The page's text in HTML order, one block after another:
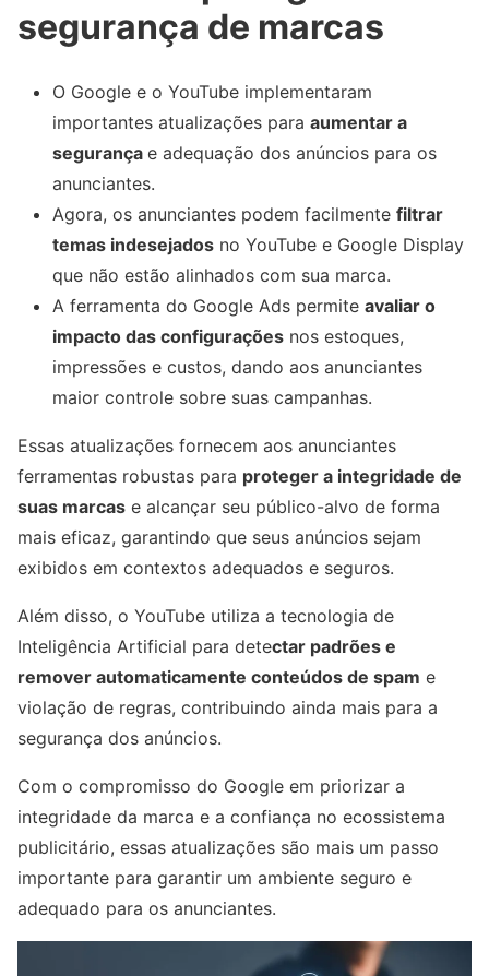
segurança de marcas
O Google e o YouTube implementaram
importantes atualizações para aumentar a
segurança e adequação dos anúncios para os
anunciantes.
Agora, os anunciantes podem facilmente filtrar
temas indesejados no YouTube e Google Display
que não estão alinhados com sua marca.
A ferramenta do Google Ads permite avaliar o
impacto das configurações nos estoques,
impressões e custos, dando aos anunciantes
maior controle sobre suas campanhas.
Essas atualizações fornecem aos anunciantes
ferramentas robustas para proteger a integridade de
suas marcas e alcançar seu público-alvo de forma
mais eficaz, garantindo que seus anúncios sejam
exibidos em contextos adequados e seguros.
Além disso, o YouTube utiliza a tecnologia de
Inteligência Artificial para detectar padrões e
remover automaticamente conteúdos de spam e
violação de regras, contribuindo ainda mais para a
segurança dos anúncios.
Com o compromisso do Google em priorizar a
integridade da marca e a confiança no ecossistema
publicitário, essas atualizações são mais um passo
importante para garantir um ambiente seguro e
adequado para os anunciantes.